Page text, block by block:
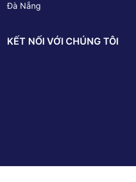
Đà Nẵng
KẾT NỐI VỚI CHÚNG TÔI